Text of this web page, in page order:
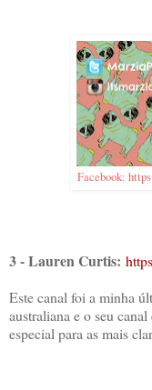
Facebook:
3 - Lauren Curtis:
Este canal foi a minha
australiana e o seu
especial para as mais